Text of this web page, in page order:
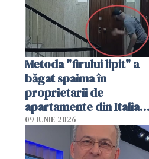
Metoda "firului lipit" a
băgat spaima în
proprietarii de
apartamente din Italia.
Poliția, sesizată
09 IUNIE 2026